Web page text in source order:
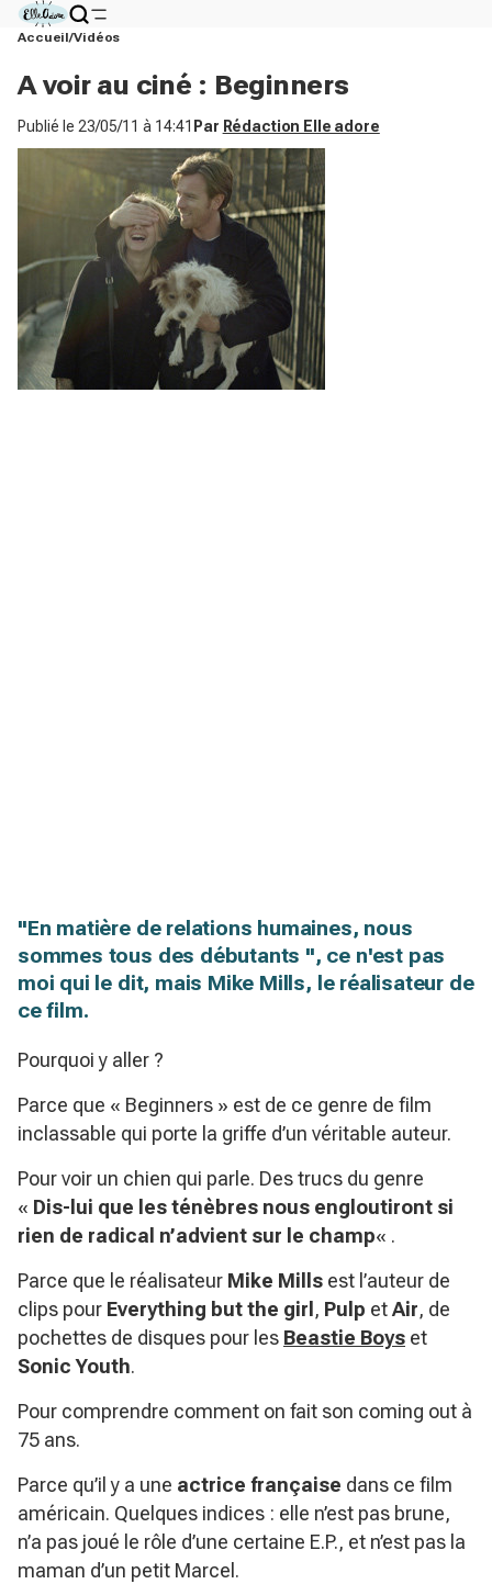
Accueil Vidéos
A voir au ciné : Beginners
Publié le 23/05/11 à 14:41 Par Rédaction Elle adore
"En matière de relations humaines, nous
sommes tous des débutants ", ce n'est pas
moi qui le dit, mais Mike Mills, le réalisateur de
ce film.
Pourquoi y aller ?
Parce que « Beginners » est de ce genre de film
inclassable qui porte la griffe d’un véritable auteur.
Pour voir un chien qui parle. Des trucs du genre
« Dis-lui que les ténèbres nous engloutiront si
rien de radical n’advient sur le champ« .
Parce que le réalisateur Mike Mi lls est l’auteur de
clips pour Everything but the girl , Pulp etAir, de
pochettes de disques pour les Beastie Boys et
Sonic Youth.
Pour comprendre comment on fait son coming out à
75 ans.
Parce qu’il y a une actrice française dans ce film
américain. Quelques indices : elle n’est pas brune,
n’a pas joué le rôle d’une certaine E.P., et n’est pas la
maman d’un petit Marcel.